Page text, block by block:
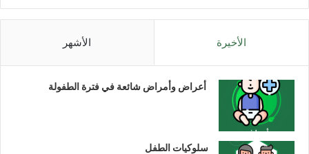
الأخيرة الأشهر
أعراض وأمراض شائعة في فترة الطفولة
سلوكيات الطفل